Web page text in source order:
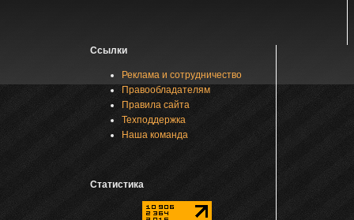
Ссылки
Реклама и сотрудничество
Правообладателям
Правила сайта
Техподдержка
Наша команда
Статистика